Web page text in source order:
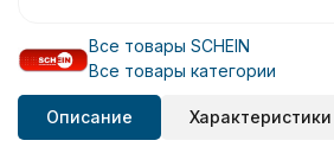
Все товары SCHEIN
Все товары категории
Описание Характеристики